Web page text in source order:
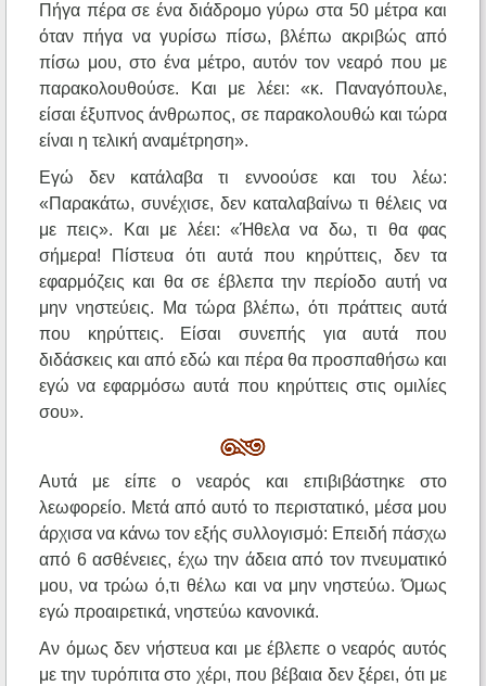
Πήγα πέρα σε ένα διάδρομο γύρω στα 50 μέτρα και
όταν πήγα να γυρίσω πίσω, βλέπω ακριβώς από
πίσω μου, στο ένα μέτρο, αυτόν τον νεαρό που με
παρακολουθούσε. Και με λέει: «κ. Παναγόπουλε,
είσαι έξυπνος άνθρωπος, σε παρακολουθώ και τώρα
είναι η τελική αναμέτρηση».
Εγώ δεν κατάλαβα τι εννοούσε και του λέω:
«Παρακάτω, συνέχισε, δεν καταλαβαίνω τι θέλεις να
με πεις». Και με λέει: «Ήθελα να δω, τι θα φας
σήμερα! Πίστευα ότι αυτά που κηρύττεις, δεν τα
εφαρμόζεις και θα σε έβλεπα την περίοδο αυτή να
μην νηστεύεις. Μα τώρα βλέπω, ότι πράττεις αυτά
που κηρύττεις. Είσαι συνεπής για αυτά που
διδάσκεις και από εδώ και πέρα θα προσπαθήσω και
εγώ να εφαρμόσω αυτά που κηρύττεις στις ομιλίες
σου».
Αυτά με είπε ο νεαρός και επιβιβάστηκε στο
λεωφορείο. Μετά από αυτό το περιστατικό, μέσα μου
άρχισα να κάνω τον εξής συλλογισμό: Επειδή πάσχω
από 6 ασθένειες, έχω την άδεια από τον πνευματικό
μου, να τρώω ό,τι θέλω και να μην νηστεύω. Όμως
εγώ προαιρετικά, νηστεύω κανονικά.
Αν όμως δεν νήστευα και με έβλεπε ο νεαρός αυτός
με την τυρόπιτα στο χέρι, που βέβαια δεν ξέρει, ότι με